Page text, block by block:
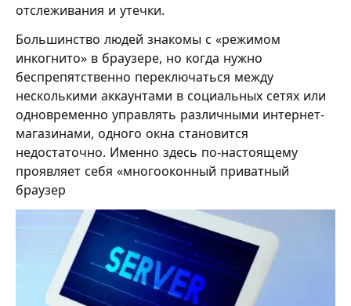
отслеживания и утечки.
Большинство людей знакомы с «режимом
инкогнито» в браузере, но когда нужно
беспрепятственно переключаться между
несколькими аккаунтами в социальных сетях или
одновременно управлять различными интернет-
магазинами, одного окна становится
недостаточно. Именно здесь по-настоящему
проявляет себя «многооконный приватный
браузер